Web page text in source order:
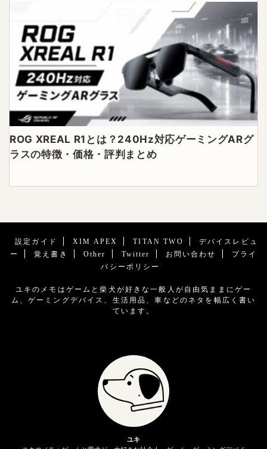
ROG XREAL R1とは？240Hz対応ゲーミングARグ
ラスの特徴・価格・評判まとめ
設定ガイド XIM APEX TITAN TWO
デバイスレビュ
ー
覚え書き Other Twitter お問い合わせ
プライ
バシーポリシー
ユキのメモはゲームと柴犬が好きな一般人が自由気ままにゲー
ム、ゲーミングデバイス、生活用品、車などのネタを幅広く書い
ています。
ユキ